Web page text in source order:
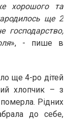
хорошого та
ще 2
господарство,
», - пише в
ще 4-ро дітей
хлопчик – з
Рідних
до себе,